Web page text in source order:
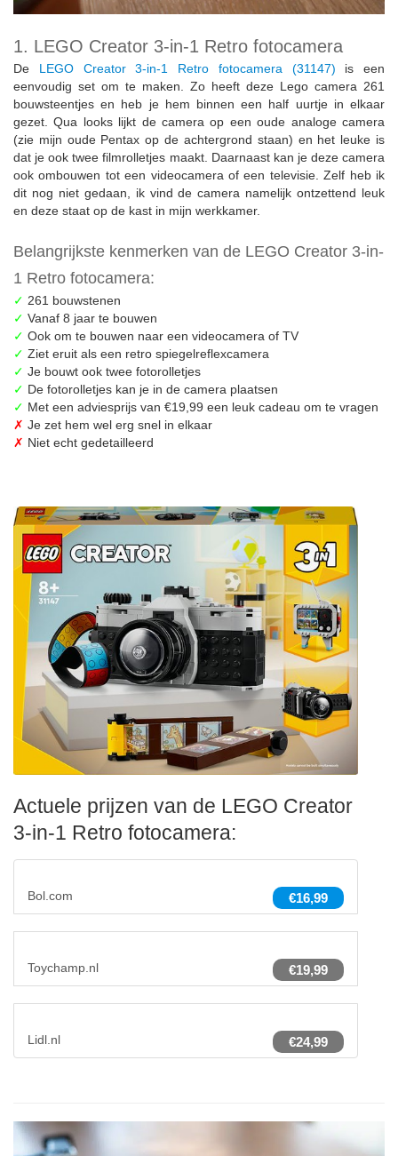
1. LEGO Creator 3-in-1 Retro fotocamera
De LEGO Creator 3-in-1 Retro fotocamera (31147) is een
eenvoudig set om te maken. Zo heeft deze Lego camera 261
bouwsteentjes en heb je hem binnen een half uurtje in elkaar
gezet. Qua looks lijkt de camera op een oude analoge camera
(zie mijn oude Pentax op de achtergrond staan) en het leuke is
dat je ook twee filmrolletjes maakt. Daarnaast kan je deze camera
ook ombouwen tot een videocamera of een televisie. Zelf heb ik
dit nog niet gedaan, ik vind de camera namelijk ontzettend leuk
en deze staat op de kast in mijn werkkamer.
Belangrijkste kenmerken van de LEGO Creator 3-in-
1 Retro fotocamera:
✓ 261 bouwstenen
✓ Vanaf 8 jaar te bouwen
✓ Ook om te bouwen naar een videocamera of TV
✓ Ziet eruit als een retro spiegelreflexcamera
✓ Je bouwt ook twee fotorolletjes
✓ De fotorolletjes kan je in de camera plaatsen
✓ Met een adviesprijs van €19,99 een leuk cadeau om te vragen
✗ Je zet hem wel erg snel in elkaar
✗ Niet echt gedetailleerd
Actuele prijzen van de LEGO Creator
3-in-1 Retro fotocamera:
Bol.com €16,99
Toychamp.nl €19,99
Lidl.nl €24,99